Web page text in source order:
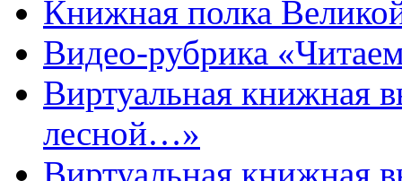
Книжная полка
Видео-рубрика
Виртуальная книжная
лесной…»